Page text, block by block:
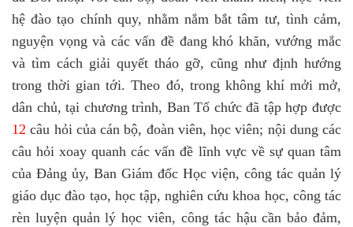
hệ đào tạo chính quy, nhằm nắm bắt tâm tư, tình cảm,
nguyện vọng và các vấn đề đang khó khăn, vướng mắc
và tìm cách giải quyết tháo gỡ, cũng như định hướng
trong thời gian tới. Theo đó, trong không khí mởi mở,
dân chủ, tại chương trình, Ban Tổ chức đã tập hợp được
12 câu hỏi của cán bộ, đoàn viên, học viên; nội dung các
câu hỏi xoay quanh các vấn đề lĩnh vực về sự quan tâm
của Đảng ủy, Ban Giám đốc Học viện, công tác quản lý
giáo dục đào tạo, học tập, nghiên cứu khoa học, công tác
rèn luyện quản lý học viên, công tác hậu cần bảo đảm,